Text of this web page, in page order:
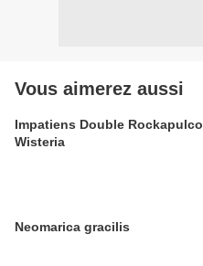
Vous aimerez aussi
Impatiens Double Rockapulco
Wisteria
Neomarica gracilis